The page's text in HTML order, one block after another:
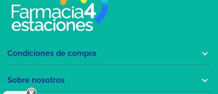
Condiciones de compra 
Sobre nosotros 